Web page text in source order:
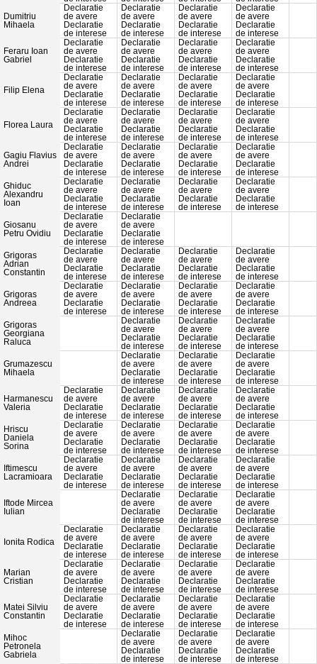
Dumitriu
Mihaela
Declaratie
de avere
Declaratie
de interese
Declaratie
de avere
Declaratie
de interese
Declaratie
de avere
Declaratie
de interese
Declaratie
de avere
Declaratie
de interese
Feraru Ioan
Gabriel
Declaratie
de avere
Declaratie
de interese
Declaratie
de avere
Declaratie
de interese
Declaratie
de avere
Declaratie
de interese
Declaratie
de avere
Declaratie
de interese
Filip Elena
Declaratie
de avere
Declaratie
de interese
Declaratie
de avere
Declaratie
de interese
Declaratie
de avere
Declaratie
de interese
Declaratie
de avere
Declaratie
de interese
Florea Laura
Declaratie
de avere
Declaratie
de interese
Declaratie
de avere
Declaratie
de interese
Declaratie
de avere
Declaratie
de interese
Declaratie
de avere
Declaratie
de interese
Gagiu Flavius
Andrei
Declaratie
de avere
Declaratie
de interese
Declaratie
de avere
Declaratie
de interese
Declaratie
de avere
Declaratie
de interese
Declaratie
de avere
Declaratie
de interese
Ghiduc
Alexandru
Ioan
Declaratie
de avere
Declaratie
de interese
Declaratie
de avere
Declaratie
de interese
Declaratie
de avere
Declaratie
de interese
Declaratie
de avere
Declaratie
de interese
Giosanu
Petru Ovidiu
Declaratie
de avere
Declaratie
de interese
Declaratie
de avere
Declaratie
de interese
Grigoras
Adrian
Constantin
Declaratie
de avere
Declaratie
de interese
Declaratie
de avere
Declaratie
de interese
Declaratie
de avere
Declaratie
de interese
Declaratie
de avere
Declaratie
de interese
Grigoras
Andreea
Declaratie
de avere
Declaratie
de interese
Declaratie
de avere
Declaratie
de interese
Declaratie
de avere
Declaratie
de interese
Declaratie
de avere
Declaratie
de interese
Grigoras
Georgiana
Raluca
Declaratie
de avere
Declaratie
de interese
Declaratie
de avere
Declaratie
de interese
Declaratie
de avere
Declaratie
de interese
Grumazescu
Mihaela
Declaratie
de avere
Declaratie
de interese
Declaratie
de avere
Declaratie
de interese
Declaratie
de avere
Declaratie
de interese
Harmanescu
Valeria
Declaratie
de avere
Declaratie
de interese
Declaratie
de avere
Declaratie
de interese
Declaratie
de avere
Declaratie
de interese
Declaratie
de avere
Declaratie
de interese
Hriscu
Daniela
Sorina
Declaratie
de avere
Declaratie
de interese
Declaratie
de avere
Declaratie
de interese
Declaratie
de avere
Declaratie
de interese
Declaratie
de avere
Declaratie
de interese
Iftimescu
Lacramioara
Declaratie
de avere
Declaratie
de interese
Declaratie
de avere
Declaratie
de interese
Declaratie
de avere
Declaratie
de interese
Declaratie
de avere
Declaratie
de interese
Iftode Mircea
Iulian
Declaratie
de avere
Declaratie
de interese
Declaratie
de avere
Declaratie
de interese
Declaratie
de avere
Declaratie
de interese
Ionita Rodica
Declaratie
de avere
Declaratie
de interese
Declaratie
de avere
Declaratie
de interese
Declaratie
de avere
Declaratie
de interese
Declaratie
de avere
Declaratie
de interese
Marian
Cristian
Declaratie
de avere
Declaratie
de interese
Declaratie
de avere
Declaratie
de interese
Declaratie
de avere
Declaratie
de interese
Declaratie
de avere
Declaratie
de interese
Matei Silviu
Constantin
Declaratie
de avere
Declaratie
de interese
Declaratie
de avere
Declaratie
de interese
Declaratie
de avere
Declaratie
de interese
Declaratie
de avere
Declaratie
de interese
Mihoc
Petronela
Gabriela
Declaratie
de avere
Declaratie
de interese
Declaratie
de avere
Declaratie
de interese
Declaratie
de avere
Declaratie
de interese